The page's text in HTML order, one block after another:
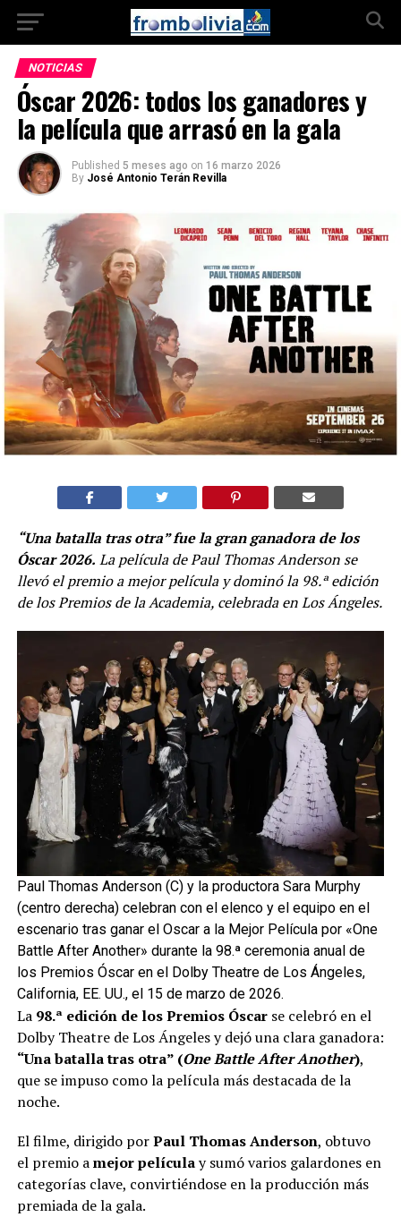
NOTICIAS
Óscar 2026: todos los ganadores y
la película que arrasó en la gala
Published 5 meses ago on 16 marzo 2026
By José Antonio Terán Revilla
“Una batalla tras otra” fue la gran ganadora de los
Óscar 2026. La película de Paul Thomas Anderson se
llevó el premio a mejor película y dominó la 98.ª edición
de los Premios de la Academia, celebrada en Los Ángeles.
Paul Thomas Anderson (C) y la productora Sara Murphy
(centro derecha) celebran con el elenco y el equipo en el
escenario tras ganar el Oscar a la Mejor Película por «One
Battle After Another» durante la 98.ª ceremonia anual de
los Premios Óscar en el Dolby Theatre de Los Ángeles,
California, EE. UU., el 15 de marzo de 2026.
La 98.ª edición de los Premios Óscarse celebró en el
Dolby Theatre de Los Ángeles y dejó una clara ganadora:
“Una batalla tras otra” (One Battle After Another),
que se impuso como la película más destacada de la
noche.
El filme, dirigido porPaul Thomas Anderson, obtuvo
el premio amejor películay sumó varios galardones en
categorías clave, convirtiéndose en la producción más
premiada de la gala.